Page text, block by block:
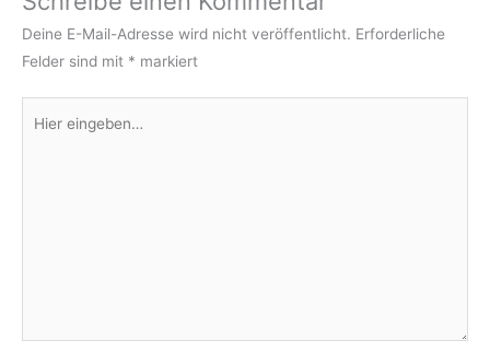
Deine E-Mail-Adresse wird nicht veröffentlicht. Erforderliche
Felder sind mit * markiert
eingeben…